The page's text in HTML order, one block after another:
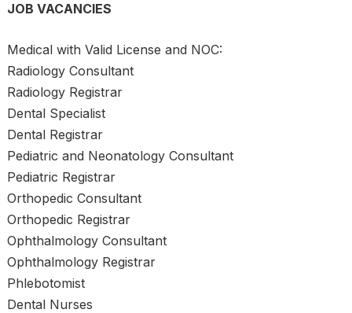
JOB VACANCIES
Medical with Valid License and NOC:
Radiology Consultant
Radiology Registrar
Dental Specialist
Dental Registrar
Pediatric and Neonatology Consultant
Pediatric Registrar
Orthopedic Consultant
Orthopedic Registrar
Ophthalmology Consultant
Ophthalmology Registrar
Phlebotomist
Dental Nurses